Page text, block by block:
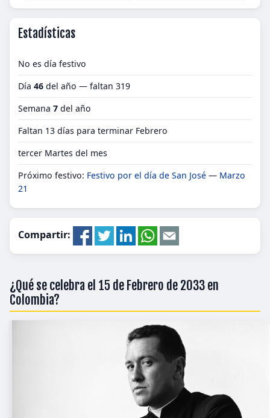
Estadísticas
No es día festivo
Día 46 del año — faltan 319
Semana 7 del año
Faltan 13 días para terminar Febrero
tercer Martes del mes
Próximo festivo: Festivo por el día de San José — Marzo
21
Compartir:
¿Qué se celebra el 15 de Febrero de 2033 en
Colombia?